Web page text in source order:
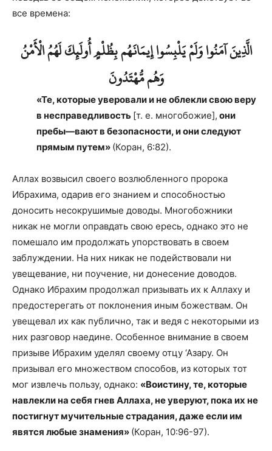
все времена:
الَّذِينَ آمَنُوا وَلَمْ يَلْبِسُوا إِيمَانَهُم بِظُلْمٍ أُولَئِكَ لَهُمُ الْأَمْنُ
وَهُم مُّهْتَدُونَ
«Те, которые уверовали и не облекли свою веру
в несправедливость [т. е. многобожие], они
пребы—вают в безопасности, и они следуют
прямым путем» (Коран, 6:82).
Аллах возвысил своего возлюбленного пророка
Ибрахима, одарив его знанием и способностью
доносить несокрушимые доводы. Многобожники
никак не могли оправдать свою ересь, однако это не
помешало им продолжать упорствовать в своем
заблуждении. На них никак не подействовали ни
увещевание, ни поучение, ни донесение доводов.
Однако Ибрахим продолжал призывать их к Аллаху и
предостерегать от поклонения иным божествам. Он
увещевал их как публично, так и ведя с некоторыми из
них разговор наедине. Особенное внимание в своем
призыве Ибрахим уделял своему отцу ‘Азару. Он
призывал его множеством способов, из которых тот
мог извлечь пользу, однако: «Воистину, те, которые
навлекли на себя гнев Аллаха, не уверуют, пока их не
постигнут мучительные страдания, даже если им
явятся любые знамения» (Коран, 10:96-97).